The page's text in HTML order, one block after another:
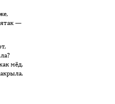
—
мёд.